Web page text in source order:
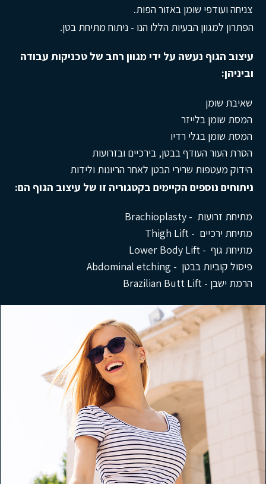
צניחה ועודפי שומן באזור הפות.
הפתרון למגוון הבעיות הללו הנו - ניתוח מתיחת בטן.
עיצוב הגוף נעשה על ידי מגוון רחב של טכניקות עבודה
וביניהן:
שאיבת שומן
המסת שומן בלייזר
המסת שומן בגלי רדיו
הסרת העור העודף בבטן, בירכיים ובזרועות
הידוק מעטפות שרירי הבטן לאחר הריונות ולידות
ניתוחים נוספים הקיימים בקטגוריה זו של עיצוב הגוף הם:
מתיחת זרועות - Brachioplasty
מתיחת ירכיים - Thigh Lift
מתיחת גוף - Lower Body Lift
פיסול קוביות בבטן - Abdominal etching
הרמת ישבן - Brazilian Butt Lift